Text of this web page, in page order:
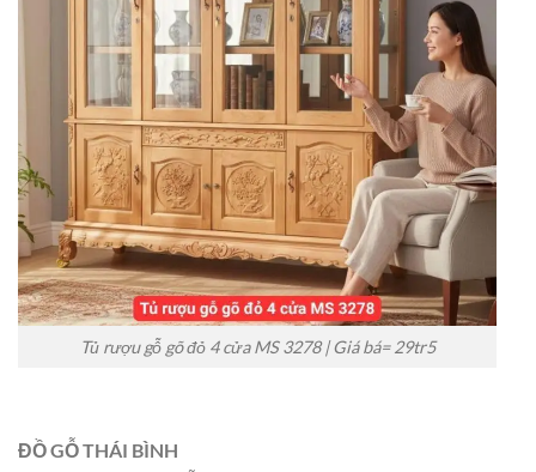
Tủ rượu gỗ gõ đỏ 4 cửa MS 3278 | Giá bá= 29tr5
ĐỒ GỖ THÁI BÌNH